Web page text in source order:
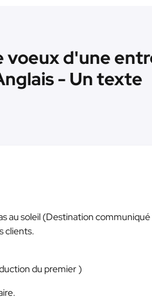
d'une
- Un texte
au soleil (Destination
clients.
du premier )